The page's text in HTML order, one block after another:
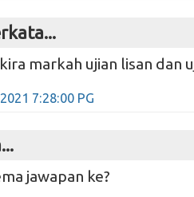
markah ujian lisan dan
7:28:00 PG
jawapan ke?